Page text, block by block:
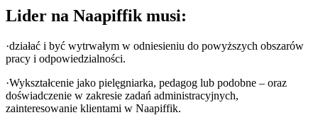
Lider na Naapiffik musi:
·działać i być wytrwałym w odniesieniu do powyższych obszarów
pracy i odpowiedzialności.
·Wykształcenie jako pielęgniarka, pedagog lub podobne – oraz
doświadczenie w zakresie zadań administracyjnych,
zainteresowanie klientami w Naapiffik.